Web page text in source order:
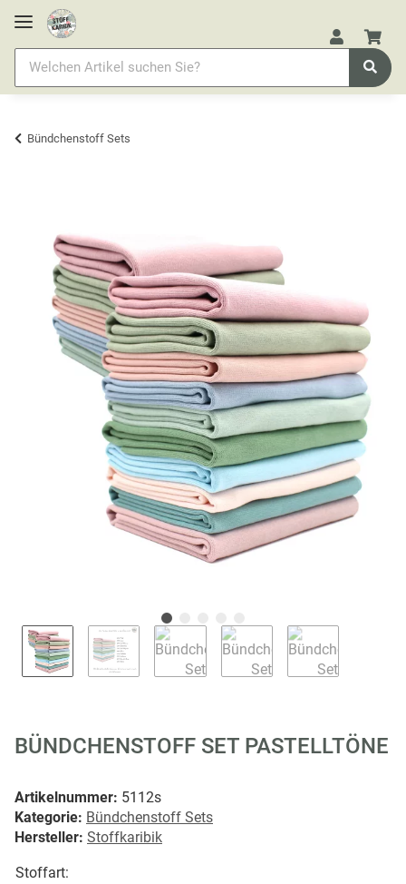
Bündchenstoff Sets
BÜNDCHENSTOFF SET PASTELLTÖNE
Artikelnummer: 5112s
Kategorie: Bündchenstoff Sets
Hersteller: Stoffkaribik
Stoffart: